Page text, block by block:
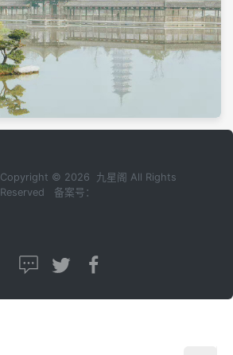
Copyright © 2026 九星阁 All Rights
Reserved 备案号：